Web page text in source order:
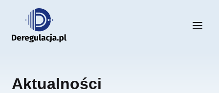
Aktualności